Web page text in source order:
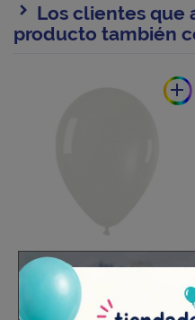
Los clientes que
producto también
add
Globos Colores Cristal
12"-29cm Sempertex